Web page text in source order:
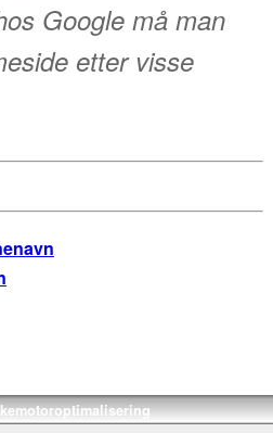
Google må man
etter visse